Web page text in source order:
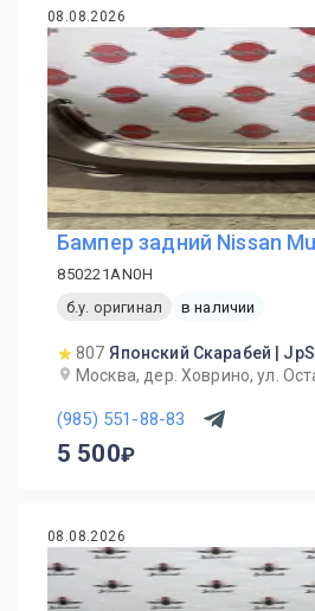
08.08.2026
Бампер задний Nissan
850221AN0H
б.у. оригинал
в наличии
807 Японский Скарабей |
Москва, дер. Ховрино, ул.
(985) 551-88-83
5 500
08.08.2026